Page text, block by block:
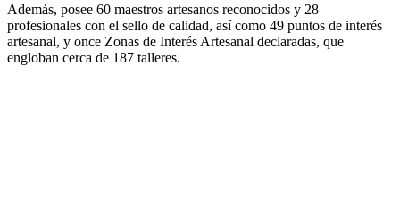
Además, posee 60 maestros artesanos reconocidos y 28
profesionales con el sello de calidad, así como 49 puntos de interés
artesanal, y once Zonas de Interés Artesanal declaradas, que
engloban cerca de 187 talleres.